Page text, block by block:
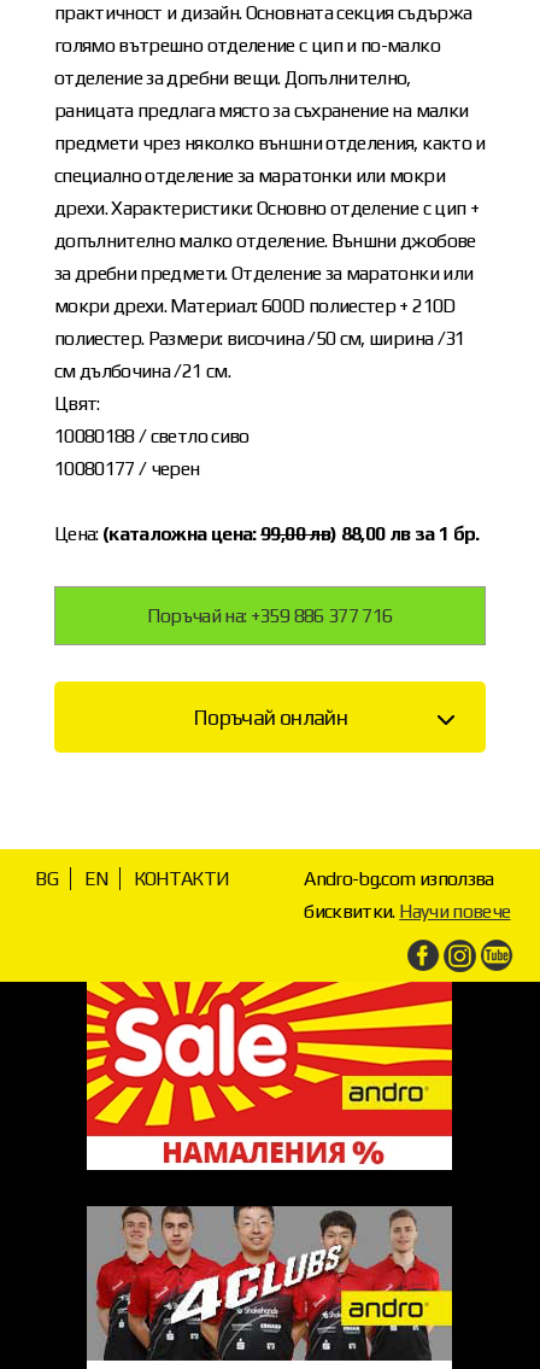
практичност и дизайн. Основната секция съдържа
голямо вътрешно отделение с цип и по-малко
отделение за дребни вещи. Допълнително,
раницата предлага място за съхранение на малки
предмети чрез няколко външни отделения, както и
специално отделение за маратонки или мокри
дрехи. Характеристики: Основно отделение с цип +
допълнително малко отделение. Външни джобове
за дребни предмети. Отделение за маратонки или
мокри дрехи. Материал: 600D полиестер + 210D
полиестер. Размери: височина /50 см, ширина /31
см дълбочина /21 см.
Цвят:
10080188 / светло сиво
10080177 / черен
Цена: (каталожна цена:99,00 лв) 88,00 лв за 1 бр.
Поръчай на: +359 886 377 716
Поръчай онлайн
BG EN КОНТАКТИ
Andro-bg.com използва
бисквитки. Научи повече